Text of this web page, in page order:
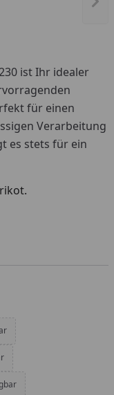
ist Ihr idealer
für einen
Verarbeitung
es stets für ein